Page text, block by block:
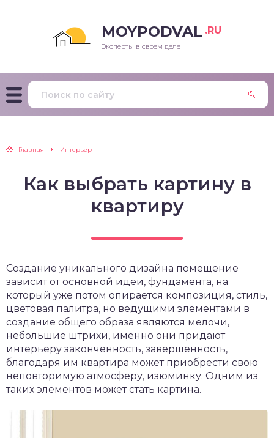
MOYPODVAL .RU
Эксперты в своем деле
Главная Интерьер
Как выбрать картину в
квартиру
Создание уникального дизайна помещение
зависит от основной идеи, фундамента, на
который уже потом опирается композиция, стиль,
цветовая палитра, но ведущими элементами в
создание общего образа являются мелочи,
небольшие штрихи, именно они придают
интерьеру законченность, завершенность,
благодаря им квартира может приобрести свою
неповторимую атмосферу, изюминку. Одним из
таких элементов может стать картина.